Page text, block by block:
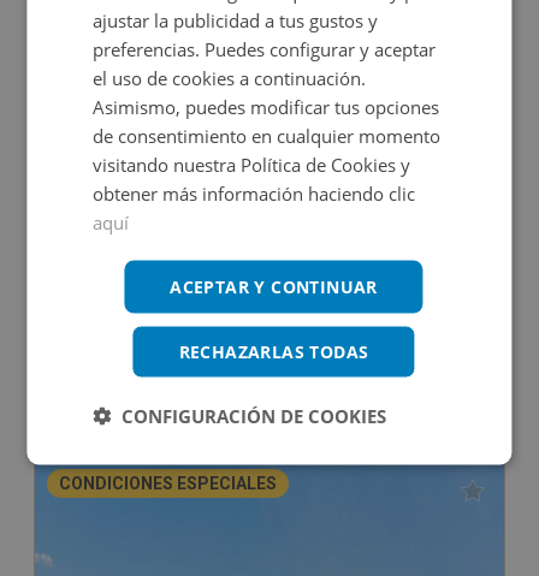
CONDICIONES ESPECIALES
Edificio Singular en venta en Balenya
Impuestos no incluidos
475.000€
637m2 6Hab.
CONDICIONES ESPECIALES
ajustar la publicidad a tus gustos y
preferencias. Puedes configurar y aceptar
el uso de cookies a continuación.
Asimismo, puedes modificar tus opciones
de consentimiento en cualquier momento
visitando nuestra Política de Cookies y
obtener más información haciendo clic
aquí
ACEPTAR Y CONTINUAR
RECHAZARLAS TODAS
CONFIGURACIÓN DE COOKIES